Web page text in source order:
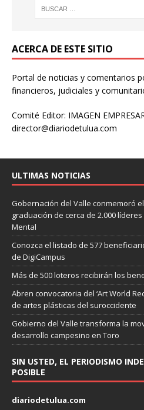
ACERCA DE ESTE SITIO
Portal de noticias y comentarios
financieros, judiciales y
Comité Editor: IMAGEN
director@diariodetulua.com
ULTIMAS NOTICIAS
Gobernación del Valle conmemoró
graduación de cerca de 2.000
Mental
Conozca el listado de 577
de DigiCampus
Más de 500 loteros recibirán los
Abren convocatoria del ‘Art World
de artes plásticas del suroccidente
Gobierno del Valle transforma la
desarrollo campesino en Toro
SIN USTED, EL PERIODISMO
POSIBLE
diariodetulua.com